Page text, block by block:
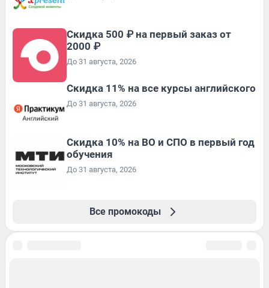
Скидка 500 ₽ на первый заказ от
2000 ₽
До 31 августа, 2026
Скидка 11% на все курсы английского
До 31 августа, 2026
Скидка 10% на ВО и СПО в первый год
обучения
До 31 августа, 2026
Все промокоды